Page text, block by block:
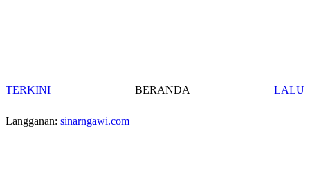
TERKINI LALU
BERANDA
Langganan: sinarngawi.com